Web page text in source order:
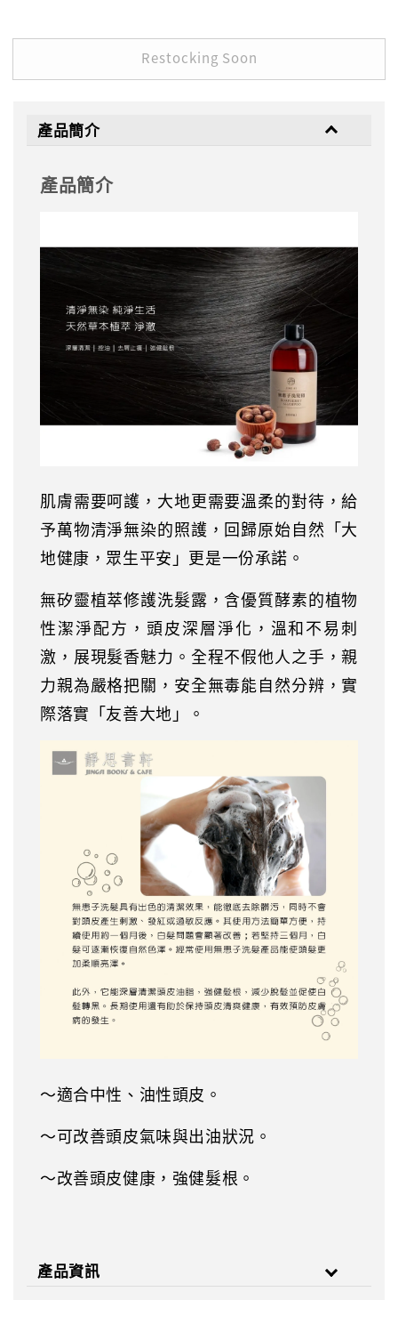
Restocking Soon
產品簡介
產品簡介
肌膚需要呵護，大地更需要溫柔的對待，給
予萬物清淨無染的照護，回歸原始自然「大
地健康，眾生平安」更是一份承諾。
無矽靈植萃修護洗髮露，含優質酵素的植物
性潔淨配方，頭皮深層淨化，溫和不易刺
激，展現髮香魅力。全程不假他人之手，親
力親為嚴格把關，安全無毒能自然分辨，實
際落實「友善大地」。
～適合中性、油性頭皮。
～可改善頭皮氣味與出油狀況。
～改善頭皮健康，強健髮根。
產品資訊